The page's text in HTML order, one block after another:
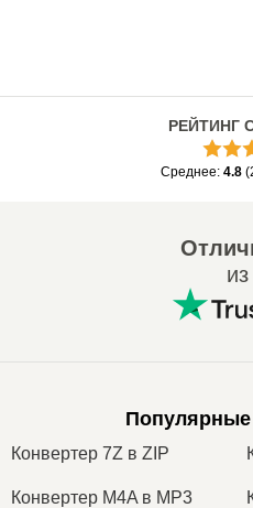
РЕЙТИНГ
Среднее: 4.8 (
Популярные
Конвертер 7Z в ZIP
Конвертер M4A в MP3